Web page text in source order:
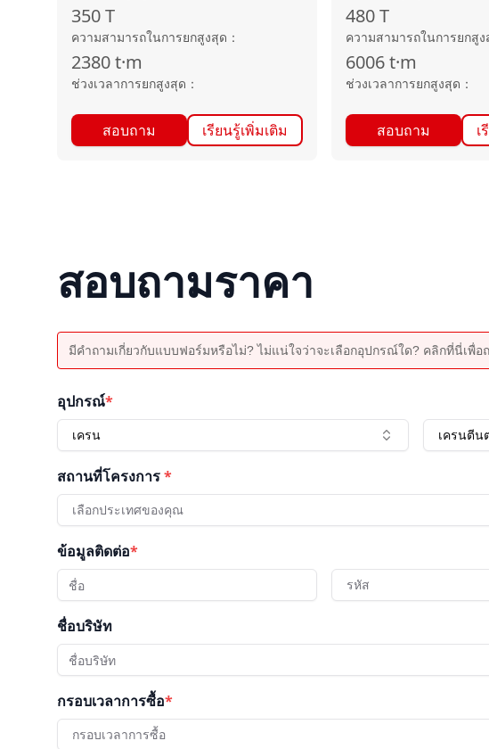
350T
ความสามารถในการยกสูงสุด ：
2380t·m
ช่วงเวลาการยกสูงสุด ：
สอบถาม เรียนรู้เพิ่มเติม
480T
ความสามารถในการยกสูง
6006t·m
ช่วงเวลาการยกสูงสุด ：
สอบถาม เ
สอบถามราคา
มีคำถามเกี่ยวกับแบบฟอร์มหรือไม่? ไม่แน่ใจว่าจะเลือกอุปกรณ์ใด? คลิกที่นี่เพื่อ
อุปกรณ์*
เครน เครนตีน
สถานที่โครงการ*
เลือกประเทศของคุณ
ข้อมูลติดต่อ*
รหัส
ชื่อบริษัท
กรอบเวลาการซื้อ*
กรอบเวลาการซื้อ